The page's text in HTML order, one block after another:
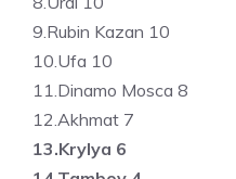
9.Rubin Kazan 10
10.Ufa 10
11.Dinamo Mosca 8
12.Akhmat 7
13.Krylya 6